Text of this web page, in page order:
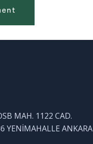
MAH. 1122 CAD.
YENİMAHALLE ANKARA